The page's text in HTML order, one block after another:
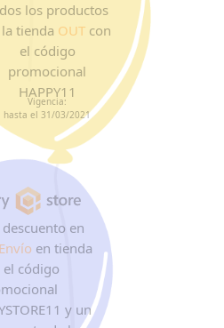
los productos
tienda OUT con
el código
promocional
HAPPY11
Vigencia:
hasta el 31/03/2021
en
en tienda
el código
y un